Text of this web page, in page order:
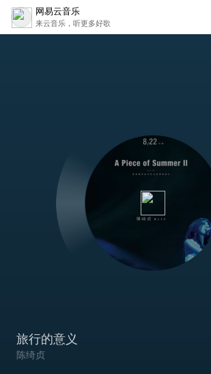
网易云音乐
来云音乐，听更多好歌
旅行的意义
陈绮贞